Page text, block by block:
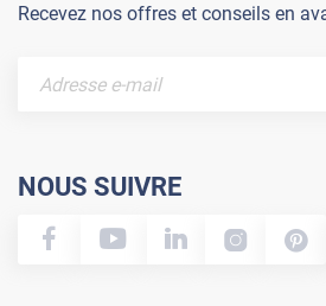
Recevez nos offres et conseils en
NOUS SUIVRE